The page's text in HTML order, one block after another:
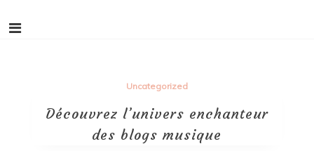
Uncategorized
Découvrez l’univers enchanteur
des blogs musique